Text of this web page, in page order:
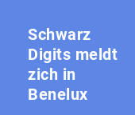
Schwarz
Digits meldt
zich in
Benelux